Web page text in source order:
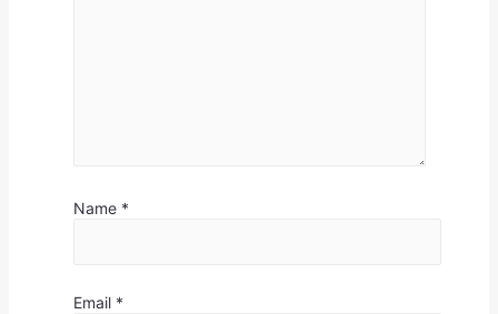
Name *
Email *